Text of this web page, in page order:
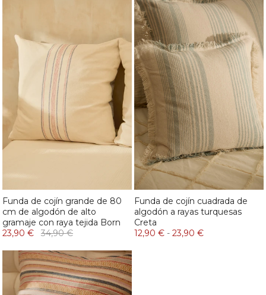
Funda de cojín grande de 80
cm de algodón de alto
gramaje con raya tejida Born
23,90 €
34,90 €
Funda de cojín cuadrada de
algodón a rayas turquesas
Creta
12,90 € - 23,90 €